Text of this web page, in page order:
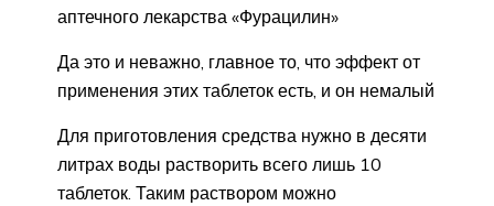
аптечного лекарства «Фурацилин»
Да это и неважно, главное то, что эффект от
применения этих таблеток есть, и он немалый
Для приготовления средства нужно в десяти
литрах воды растворить всего лишь 10
таблеток. Таким раствором можно